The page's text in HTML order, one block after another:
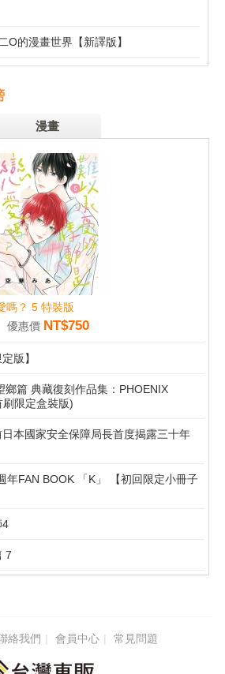
O的漫畫世界【新譯版】
漫畫
嗎？ 5 特裝版
優惠價 NT$750
版】
鄉篇 典藏復刻作品集：PHOENIX
刷限定盒裝版)
本國家安全保障局長首度揭露三十年
年FAN BOOK 「K」 【初回限定小冊子
4
7
絡我們 會員中心 常見問題